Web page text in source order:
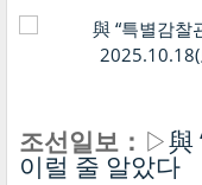
조선일보： ▷與
이럴 줄 알았다